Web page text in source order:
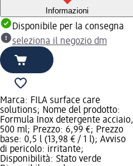
Informazioni
Disponibile per la consegna
seleziona il negozio dm
Marca: FILA surface care
solutions; Nome del prodotto:
Formula Inox detergente acciaio,
500 ml; Prezzo: 6,99 €; Prezzo
base: 0,5 l (13,98 € / 1 l); Avviso
di pericolo: irritante;
Disponibilità: Stato verde